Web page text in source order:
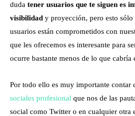
duda tener usuarios que te siguen es
visibilidad y proyección, pero esto sólo
usuarios están comprometidos con
que les ofrecemos es interesante para
ocurre bastante menos de lo que cabría
Por todo ello es muy importante contar
sociales profesional que nos de las
social como Twitter o en cualquier otra